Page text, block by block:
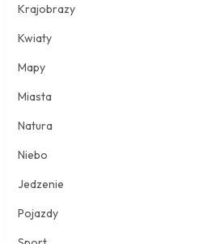
Krajobrazy
Kwiaty
Mapy
Miasta
Natura
Niebo
Jedzenie
Pojazdy